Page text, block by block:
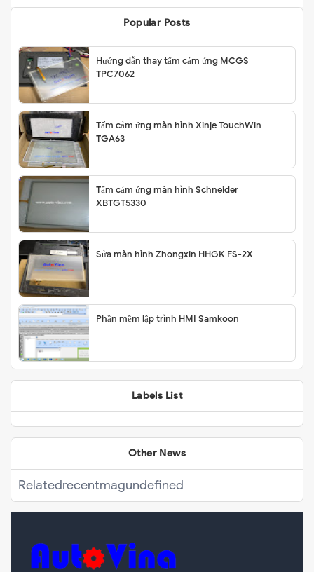
Popular Posts
Hướng dẫn thay tấm cảm ứng MCGS
TPC7062
Tấm cảm ứng màn hình Xinje TouchWin
TGA63
Tấm cảm ứng màn hình Schneider
XBTGT5330
Sửa màn hình Zhongxin HHGK FS-2X
Phần mềm lập trình HMI Samkoon
Labels List
Other News
Relatedrecentmagundefined